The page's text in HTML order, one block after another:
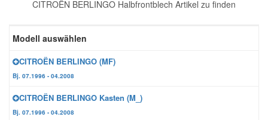
CITROËN BERLINGO Halbfrontblech Artikel zu finden
Modell auswählen
CITROËN BERLINGO (MF)
Bj. 07.1996 - 04.2008
CITROËN BERLINGO Kasten (M_)
Bj. 07.1996 - 04.2008
Zündanlage und Glühanlage
Daihatsu Ersatzteile